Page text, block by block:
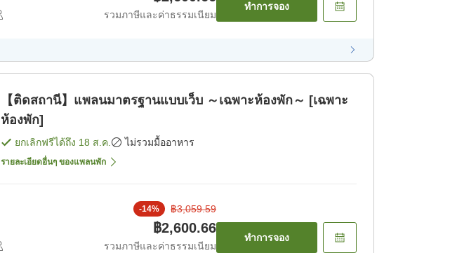
รวมภาษีและค่าธรรมเนียม
ทำการจอง
【ติดสถานี】แพลนมาตรฐานแบบเว็บ ～เฉพาะห้องพัก～ [เฉพาะ
ห้องพัก]
ยกเลิกฟรีได้ถึง 18 ส.ค. ไม่รวมมื้ออาหาร
รายละเอียดอื่นๆ ของแพลนพัก
-14% ฿3,059.59
฿2,600.66
รวมภาษีและค่าธรรมเนียม
ทำการจอง